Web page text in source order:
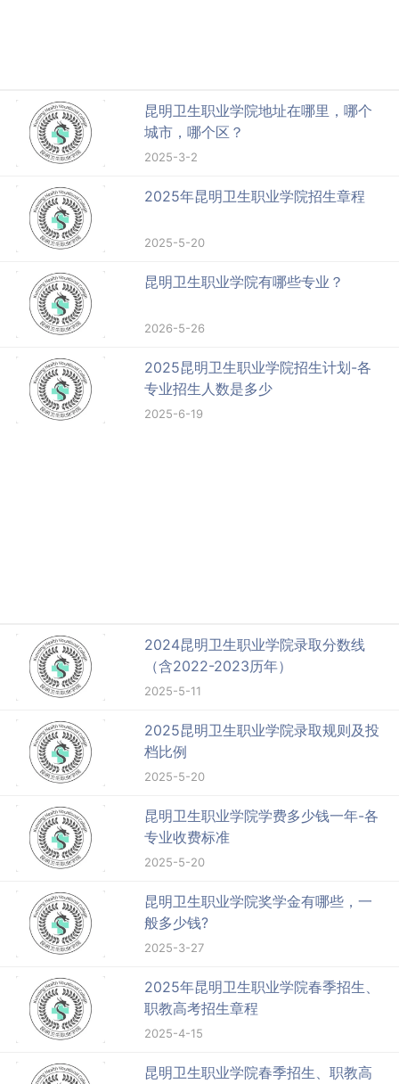
昆明卫生职业学院地址在哪里，哪个
城市，哪个区？
2025-3-2
2025年昆明卫生职业学院招生章程
2025-5-20
昆明卫生职业学院有哪些专业？
2026-5-26
2025昆明卫生职业学院招生计划-各
专业招生人数是多少
2025-6-19
2024昆明卫生职业学院录取分数线
（含2022-2023历年）
2025-5-11
2025昆明卫生职业学院录取规则及投
档比例
2025-5-20
昆明卫生职业学院学费多少钱一年-各
专业收费标准
2025-5-20
昆明卫生职业学院奖学金有哪些，一
般多少钱?
2025-3-27
2025年昆明卫生职业学院春季招生、
职教高考招生章程
2025-4-15
昆明卫生职业学院春季招生、职教高